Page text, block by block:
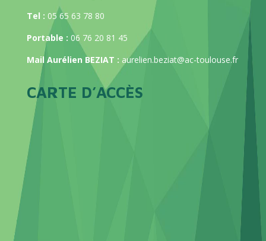
Tel : 05 65 63 78 80
Portable : 06 76 20 81 45
Mail Aurélien BEZIAT : aurelien.beziat@ac-toulouse.fr
CARTE D’ACCÈS